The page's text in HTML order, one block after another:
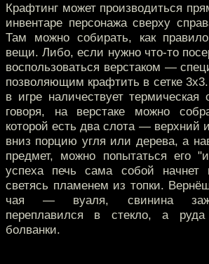
Крафтинг может производиться
инвентаре персонажа сверху
Там можно собирать, как
вещи. Либо, если нужно что-то
воспользоваться верстаком —
позволяющим крафтить в сетке
в игре наличествует
говоря, на верстаке можно
которой есть два слота — верхний
вниз порцию угля или дерева, а
предмет, можно попытаться его
успеха печь сама собой начнет
светясь пламенем из топки.
чая — вуаля, свинина
переплавился в стекло, а
болванки.